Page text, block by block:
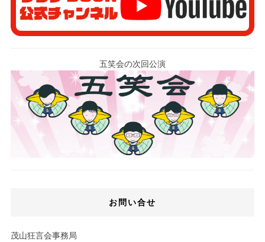
五笑会の次回公演
お問い合せ
茂山狂言会事務局